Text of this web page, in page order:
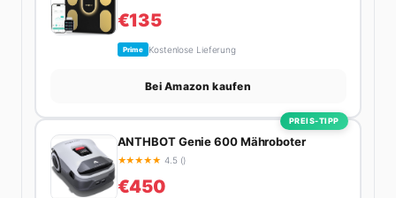
€135
Prime Kostenlose Lieferung
Bei Amazon kaufen
PREIS-TIPP
ANTHBOT Genie 600 Mähroboter
★★★★★ 4.5 ()
€450